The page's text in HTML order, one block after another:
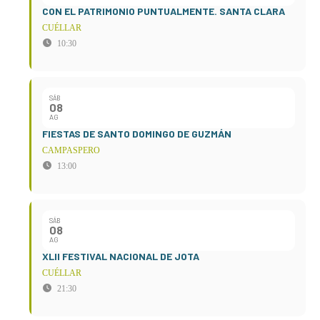
CON EL PATRIMONIO PUNTUALMENTE. SANTA CLARA
CUÉLLAR
10:30
SÁB
08
AG
FIESTAS DE SANTO DOMINGO DE GUZMÁN
CAMPASPERO
13:00
SÁB
08
AG
XLII FESTIVAL NACIONAL DE JOTA
CUÉLLAR
21:30